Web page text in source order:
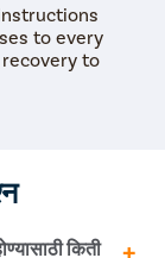
to every
to
किती